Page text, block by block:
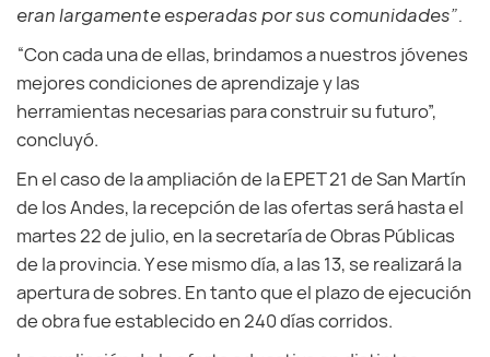
eran largamente esperadas por sus comunidades”.
“Con cada una de ellas, brindamos a nuestros jóvenes
mejores condiciones de aprendizaje y las
herramientas necesarias para construir su futuro”,
concluyó.
En el caso de la ampliación de la EPET 21 de San Martín
de los Andes, la recepción de las ofertas será hasta el
martes 22 de julio, en la secretaría de Obras Públicas
de la provincia. Y ese mismo día, a las 13, se realizará la
apertura de sobres. En tanto que el plazo de ejecución
de obra fue establecido en 240 días corridos.